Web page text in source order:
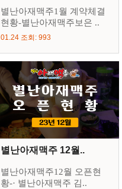
별난아재맥주1월 계약체결
현황-별난아재맥주보은 ..
01.24 조회: 993
별난아재맥주 12월..
별난아재맥주12월 오픈현
황-· 별난아재맥주 김..